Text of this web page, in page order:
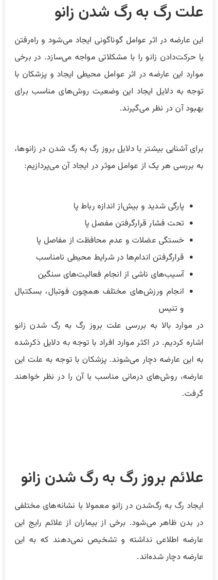
علت رگ به رگ شدن زانو
این عارضه در اثر عوامل گوناگونی ایجاد می‌شود و راه‌رفتن
یا حرکت‌دادن زانو را با مشکلاتی مواجه می‌سازد. در برخی
موارد این عارضه در اثر عوامل محیطی ایجاد و پزشکان با
توجه به دلایل ایجاد این وضعیت روش‌های مناسب برای
بهبود آن در نظر می‌گیرند.
برای آشنایی بیشتر با دلایل بروز رگ به رگ شدن در زانو‌ها،
به بررسی هر یک از عوامل موثر در ایجاد آن می‌پردازیم:
پارگی شدید و بیش‌از اندازه رباط پا
تحت فشار قرارگرفتن مفصل پا
خستگی عضلات و عدم محافظت از مفاصل پا
قرارگرفتن اندام‌ها در شرایط محیطی نامناسب
آسیب‌های ناشی از انجام فعالیت‌های سنگین
انجام ورزش‌های مختلف همچون فوتبال، بسکتبال
و تنیس
در موارد بالا به بررسی علت بروز رگ به رگ ‌‌شدن زانو
اشاره کردیم. در اکثر موارد افراد با توجه به دلایل ذکرشده
به این عارضه دچار می‌شوند. پزشکان با توجه به علت این
عارضه، روش‌های درمانی مناسب با آن را در نظر خواهند
گرفت.
علائم بروز رگ به رگ شدن زانو
ایجاد رگ به رگ‌شدن در زانو معمولا با نشانه‌های مختلفی
در بدن ظاهر می‌شود. برخی از بیماران از علائم رایج این
عارضه اطلاعی نداشته و تشخیص نمی‌دهند که به این
عارضه دچار شده‌اند.